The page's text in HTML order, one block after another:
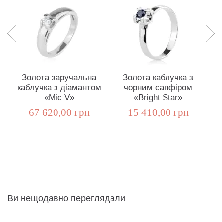
Золота заручальна
каблучка з діамантом
«Міс V»
67 620,00 грн
Золота каблучка з
чорним сапфіром
«Bright Star»
15 410,00 грн
Ви нещодавно переглядали